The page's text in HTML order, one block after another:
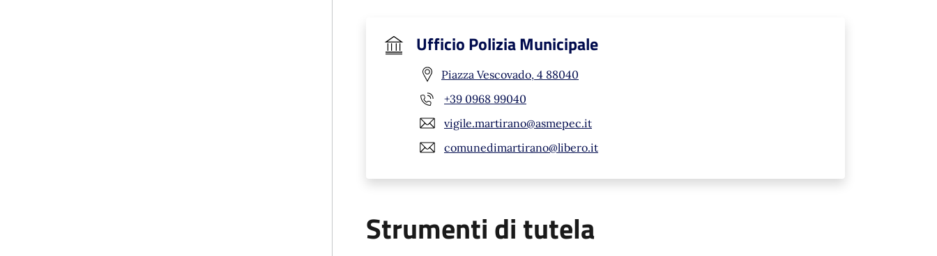
Ufficio Polizia Municipale
Piazza Vescovado, 4 88040
+39 0968 99040
vigile.martirano@asmepec.it
comunedimartirano@libero.it
Strumenti di tutela